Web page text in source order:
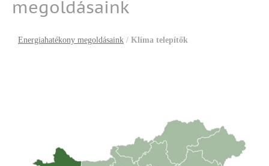
megoldásaink
Energiahatékony megoldásaink / Klíma telepítők